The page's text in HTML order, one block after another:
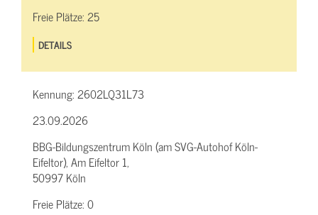
Freie Plätze:25
DETAILS
Kennung:2602LQ31L73
23.09.2026
BBG-Bildungszentrum Köln (am SVG-Autohof Köln-
Eifeltor), Am Eifeltor 1,
50997 Köln
Freie Plätze:0